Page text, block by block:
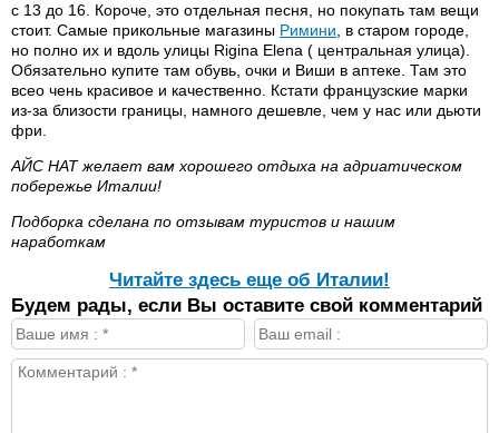
с 13 до 16. Короче, это отдельная песня, но покупать там вещи
стоит. Самые прикольные магазины Римини , в старом городе,
но полно их и вдоль улицы Rigina Еlena ( центральная улица).
Обязательно купите там обувь, очки и Виши в аптеке. Там это
всео чень красивое и качественно. Кстати французские марки
из-за близости границы, намного дешевле, чем у нас или дьюти
фри.
АЙС НАТ желает вам хорошего отдыха на адриатическом
побережье Италии!
Подборка сделана по отзывам туристов и нашим
наработкам
Читайте здесь еще об Италии!
Будем рады, если Вы оставите свой комментарий